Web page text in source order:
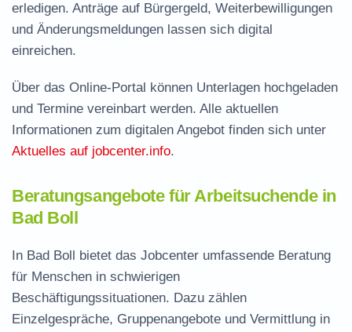
erledigen. Anträge auf Bürgergeld, Weiterbewilligungen
und Änderungsmeldungen lassen sich digital
einreichen.
Über das Online-Portal können Unterlagen hochgeladen
und Termine vereinbart werden. Alle aktuellen
Informationen zum digitalen Angebot finden sich unter
Aktuelles auf jobcenter.info.
Beratungsangebote für Arbeitsuchende in
Bad Boll
In Bad Boll bietet das Jobcenter umfassende Beratung
für Menschen in schwierigen
Beschäftigungssituationen. Dazu zählen
Einzelgespräche, Gruppenangebote und Vermittlung in